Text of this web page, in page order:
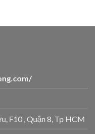
F10 , Quận 8, Tp HCM